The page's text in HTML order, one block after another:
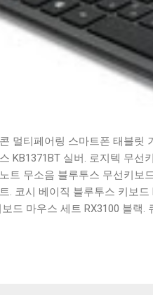
멀티페어링 스마트폰 태블릿
KB1371BT 실버. 로지텍 무선
트 무소음 블루투스 무선키보
. 코시 베이직 블루투스 키보
보드 마우스 세트 RX3100 블랙